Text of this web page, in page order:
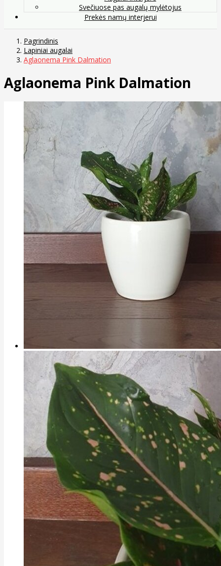
Svečiuose pas augalų mylėtojus
Prekės namų interjerui
Pagrindinis
Lapiniai augalai
Aglaonema Pink Dalmation
Aglaonema Pink Dalmation